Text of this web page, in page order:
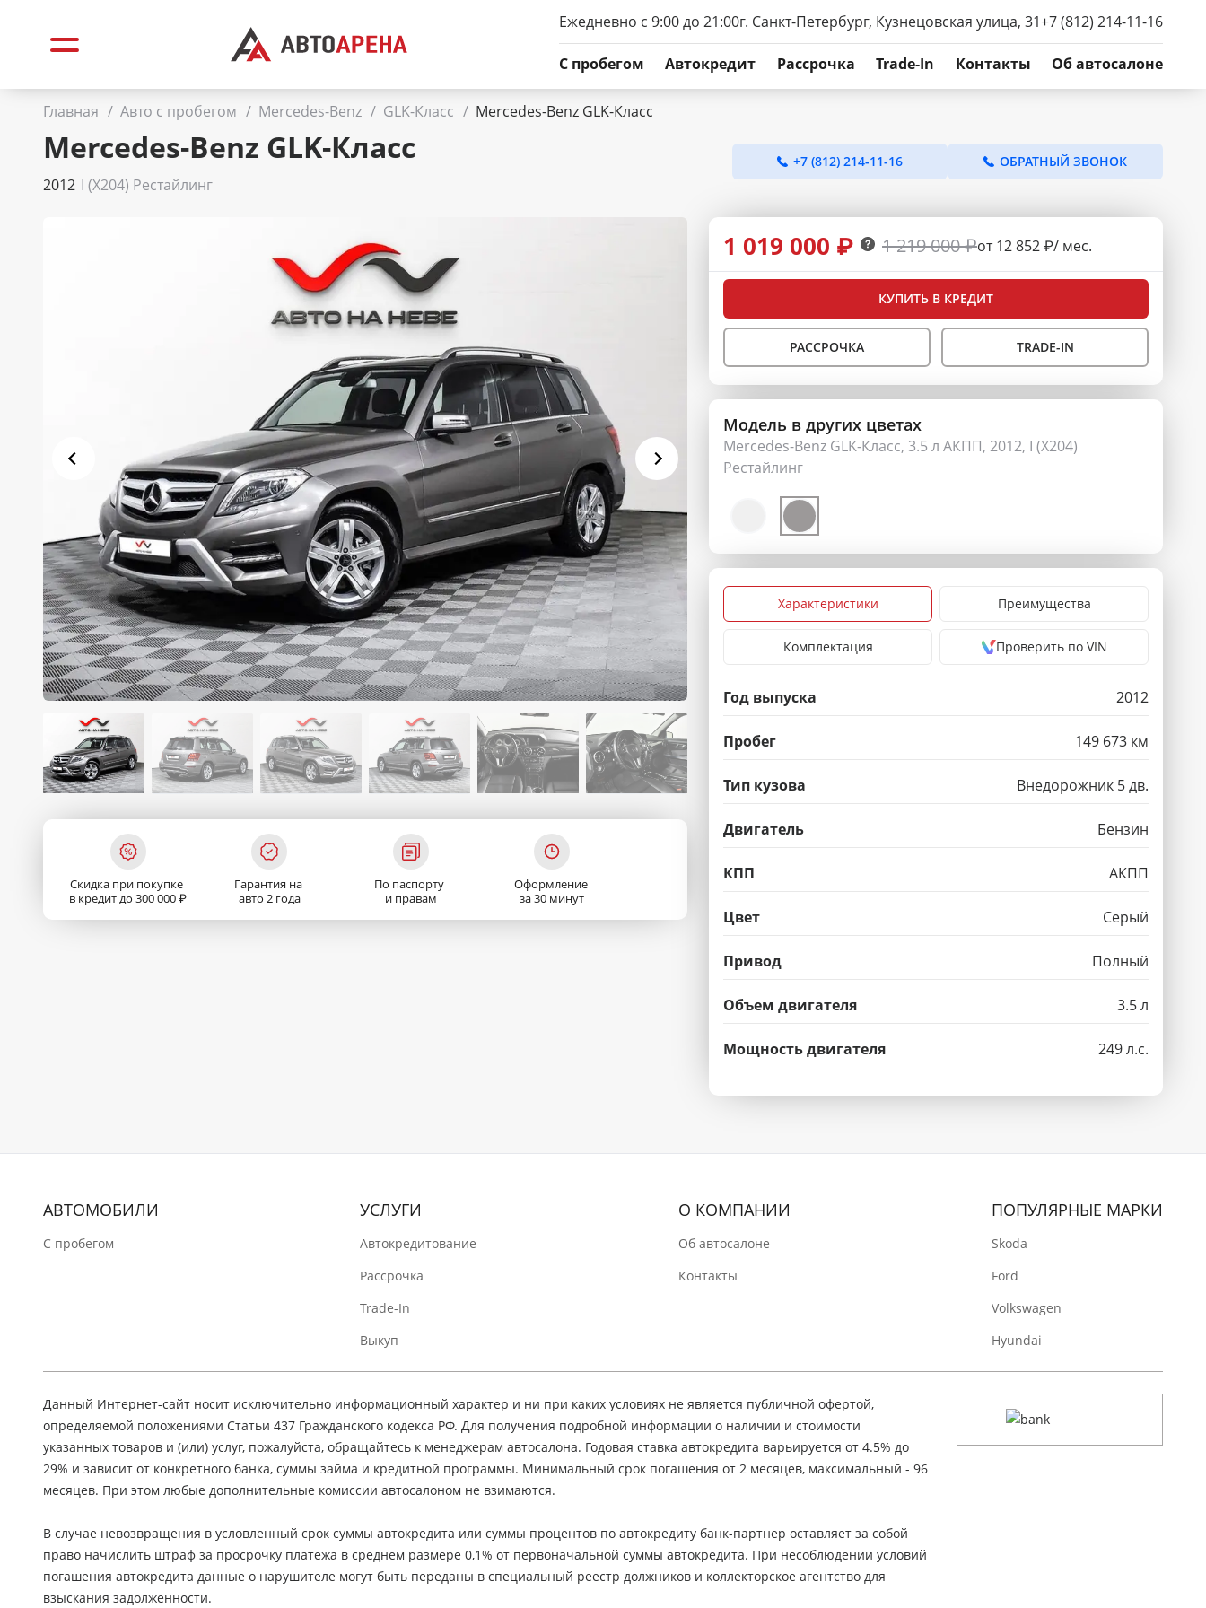
Ежедневно с 9:00 до 21:00г. Санкт-Петербург, Кузнецовская улица, 31+7 (812) 214-11-16
C пробегом Автокредит Рассрочка Trade-In Контакты Об автосалоне
Главная / Авто с пробегом / Mercedes-Benz / GLK-Класс / Mercedes-Benz GLK-Класс
Mercedes-Benz GLK-Класс
2012 I (X204) Рестайлинг
+7 (812) 214-11-16 ОБРАТНЫЙ ЗВОНОК
Скидка при покупке
в кредит до 300 000 ₽
Гарантия на
авто 2 года
По паспорту
и правам
Оформление
за 30 минут
1 019 000 ₽ 1 219 000 ₽от 12 852 ₽/ мес.
КУПИТЬ В КРЕДИТ
РАССРОЧКА TRADE-IN
Модель в других цветах
Mercedes-Benz GLK-Класс, 3.5 л АКПП, 2012, I (X204)
Рестайлинг
Характеристики Преимущества
Комплектация Проверить по VIN
Год выпуска 2012
Пробег 149 673 км
Тип кузова Внедорожник 5 дв.
Двигатель Бензин
КПП АКПП
Цвет Серый
Привод Полный
Объем двигателя 3.5 л
Мощность двигателя 249 л.с.
АВТОМОБИЛИ
C пробегом
УСЛУГИ
Автокредитование
Рассрочка
Trade-In
Выкуп
О КОМПАНИИ
Об автосалоне
Контакты
ПОПУЛЯРНЫЕ МАРКИ
Skoda
Ford
Volkswagen
Hyundai
Данный Интернет-сайт носит исключительно информационный характер и ни при каких условиях не является публичной офертой,
определяемой положениями Статьи 437 Гражданского кодекса РФ. Для получения подробной информации о наличии и стоимости
указанных товаров и (или) услуг, пожалуйста, обращайтесь к менеджерам автосалона. Годовая ставка автокредита варьируется от 4.5% до
29% и зависит от конкретного банка, суммы займа и кредитной программы. Минимальный срок погашения от 2 месяцев, максимальный - 96
месяцев. При этом любые дополнительные комиссии автосалоном не взимаются.
В случае невозвращения в условленный срок суммы автокредита или суммы процентов по автокредиту банк-партнер оставляет за собой
право начислить штраф за просрочку платежа в среднем размере 0,1% от первоначальной суммы автокредита. При несоблюдении условий
погашения автокредита данные о нарушителе могут быть переданы в специальный реестр должников и коллекторское агентство для
взыскания задолженности.